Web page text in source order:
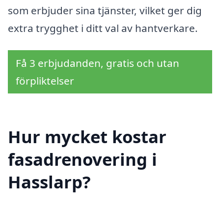
som erbjuder sina tjänster, vilket ger dig
extra trygghet i ditt val av hantverkare.
Få 3 erbjudanden, gratis och utan
förpliktelser
Hur mycket kostar
fasadrenovering i
Hasslarp?